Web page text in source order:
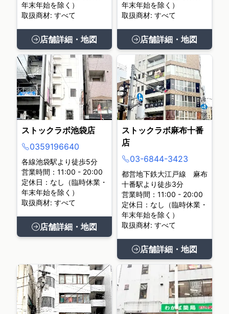
年末年始を除く）
取扱商材: すべて
店舗詳細・地図
年末年始を除く）
取扱商材: すべて
店舗詳細・地図
ストックラボ池袋店
0359196640
各線池袋駅より徒歩5分
営業時間：11:00 - 20:00
定休日：なし（臨時休業・
年末年始を除く）
取扱商材: すべて
店舗詳細・地図
ストックラボ麻布十番
店
03-6844-3423
都営地下鉄大江戸線 麻布
十番駅より徒歩3分
営業時間：11:00 - 20:00
定休日：なし（臨時休業・
年末年始を除く）
取扱商材: すべて
店舗詳細・地図